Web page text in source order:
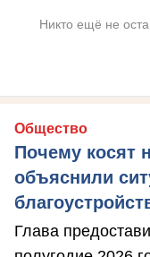
Никто ещё не
Общество
Почему косят
объяснили
Глава